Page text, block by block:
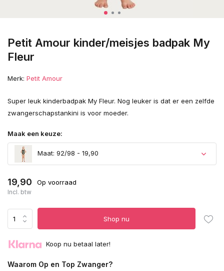
Petit Amour kinder/meisjes badpak My
Fleur
Merk: Petit Amour
Super leuk kinderbadpak My Fleur. Nog leuker is dat er een zelfde
zwangerschapstankini is voor moeder.
Maak een keuze:
Maat: 92/98 - 19,90
19,90 Op voorraad
Incl. btw
Shop nu
Koop nu betaal later!
Waarom Op en Top Zwanger?